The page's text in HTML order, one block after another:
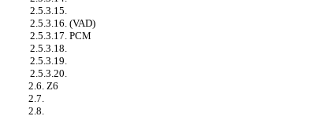
2.5.3.15.
2.5.3.16. (VAD)
2.5.3.17. PCM
2.5.3.18.
2.5.3.19.
2.5.3.20.
2.6. Z6
2.7.
2.8.